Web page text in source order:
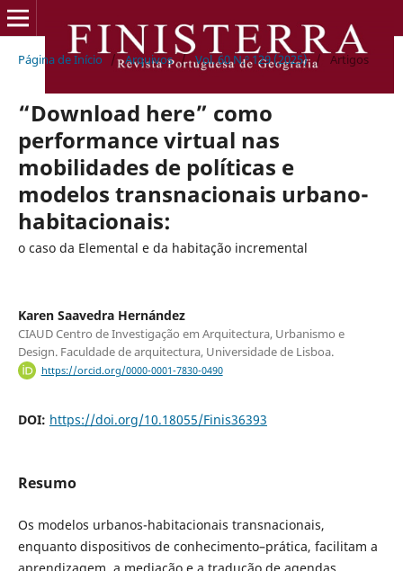
Página de Início / Arquivos / Vol. 60 N.º 129 (2025) / Artigos
“Download here” como
performance virtual nas
mobilidades de políticas e
modelos transnacionais urbano-
habitacionais:
o caso da Elemental e da habitação incremental
Karen Saavedra Hernández
CIAUD Centro de Investigação em Arquitectura, Urbanismo e
Design. Faculdade de arquitectura, Universidade de Lisboa.
https://orcid.org/0000-0001-7830-0490
DOI: https://doi.org/10.18055/Finis36393
Resumo
Os modelos urbanos-habitacionais transnacionais,
enquanto dispositivos de conhecimento–prática, facilitam a